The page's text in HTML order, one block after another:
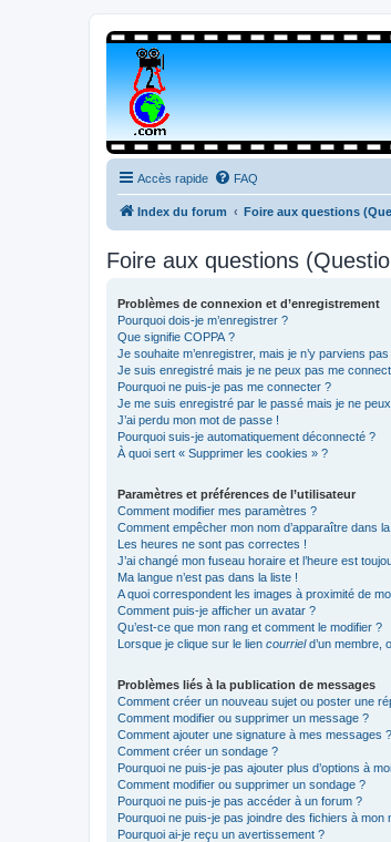
Accès rapide FAQ
Index du forum Foire aux questions
Foire aux questions
Problèmes de connexion et d’enregistrement
Pourquoi dois-je m’enregistrer ?
Que signifie COPPA ?
Je souhaite m’enregistrer, mais je n’y parviens pas
Je suis enregistré mais je ne peux pas me
Pourquoi ne puis-je pas me connecter ?
Je me suis enregistré par le passé mais je ne
J’ai perdu mon mot de passe !
Pourquoi suis-je automatiquement déconnecté ?
À quoi sert « Supprimer les cookies » ?
Paramètres et préférences de l’utilisateur
Comment modifier mes paramètres ?
Comment empêcher mon nom d’apparaître dans
Les heures ne sont pas correctes !
J’ai changé mon fuseau horaire et l’heure est
Ma langue n’est pas dans la liste !
A quoi correspondent les images à proximité de
Comment puis-je afficher un avatar ?
Qu’est-ce que mon rang et comment le modifier ?
Lorsque je clique sur le lien courrield’un membre,
Problèmes liés à la publication de messages
Comment créer un nouveau sujet ou poster une
Comment modifier ou supprimer un message ?
Comment ajouter une signature à mes messages ?
Comment créer un sondage ?
Pourquoi ne puis-je pas ajouter plus d’options à
Comment modifier ou supprimer un sondage ?
Pourquoi ne puis-je pas accéder à un forum ?
Pourquoi ne puis-je pas joindre des fichiers à mon
Pourquoi ai-je reçu un avertissement ?